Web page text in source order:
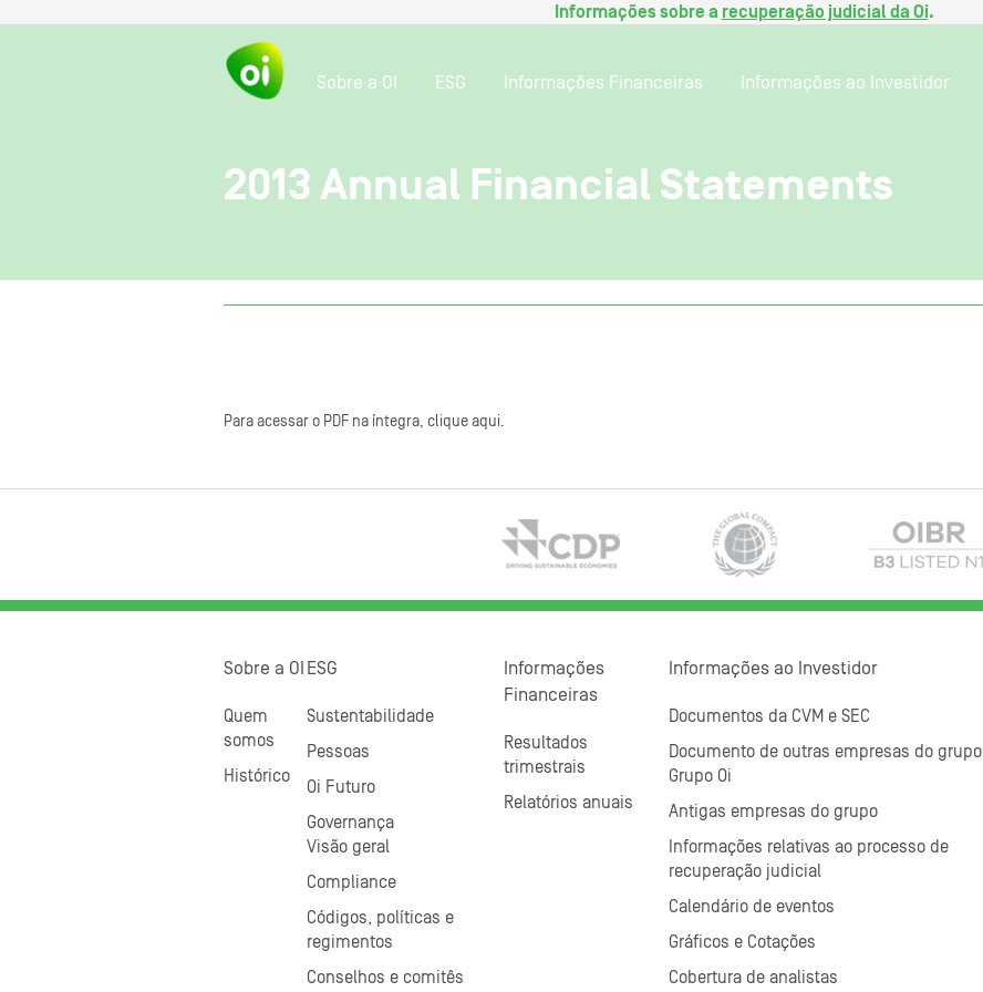
Informações sobre a recuperação judicial da Oi.
Sobre a OI ESG Informações Financeiras Informações ao Investidor
2013 Annual Financial Statements
Para acessar o PDF na íntegra, clique aqui.
Sobre a OI
Quem
somos
Histórico
ESG
Sustentabilidade
Pessoas
Oi Futuro
Governança
Visão geral
Compliance
Códigos, políticas e
regimentos
Conselhos e comitês
Informações
Financeiras
Resultados
trimestrais
Relatórios anuais
Informações ao Investidor
Documentos da CVM e SEC
Documento de outras empresas do grupo
Grupo Oi
Antigas empresas do grupo
Informações relativas ao processo de
recuperação judicial
Calendário de eventos
Gráficos e Cotações
Cobertura de analistas